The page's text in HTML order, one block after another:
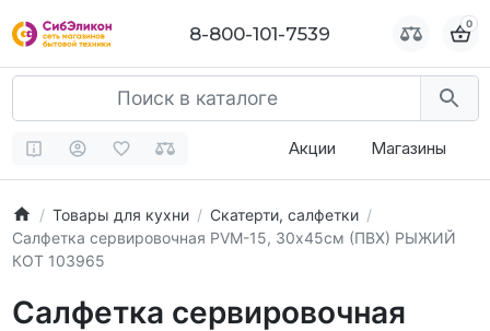
8-800-101-7539 0
Акции Магазины
Товары для кухни
Скатерти, салфетки
Салфетка сервировочная PVM-15, 30х45см (ПВХ) РЫЖИЙ
КОТ 103965
Салфетка сервировочная
8-800-101-7539 0